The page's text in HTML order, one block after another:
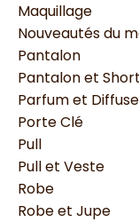
Maquillage
Nouveautés du
Pantalon
Pantalon et Short
Parfum et
Porte Clé
Pull
Pull et Veste
Robe
Robe et Jupe